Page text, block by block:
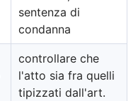
sentenza di
condanna
controllare che
l'atto sia fra quelli
tipizzati dall'art.